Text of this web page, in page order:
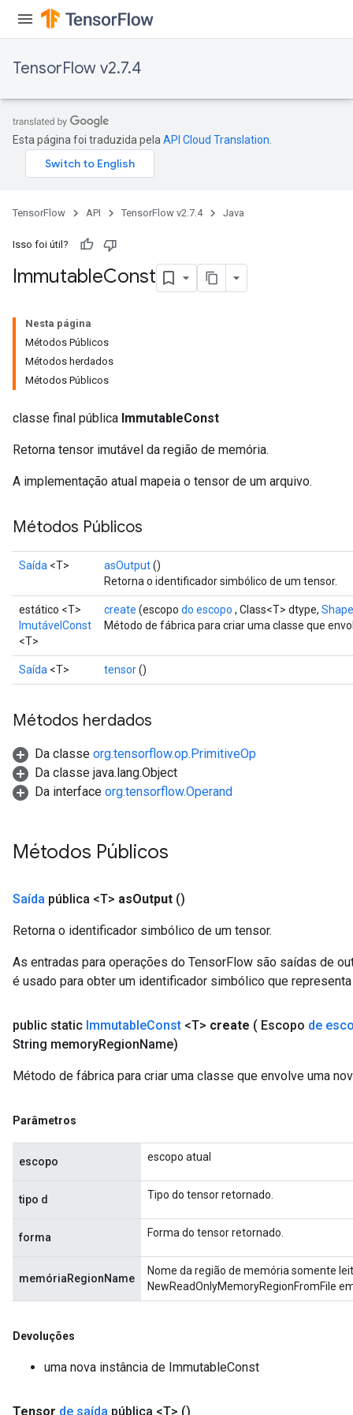
TensorFlow v2.7.4
Esta página foi traduzida pela API Cloud Translation
TensorFlow API TensorFlow v2.7.4 Java
Isso foi útil?
ImmutableConst
Nesta página
Métodos Públicos
Métodos herdados
Métodos Públicos
classe final pública ImmutableConst
Retorna tensor imutável da região de memória.
A implementação atual mapeia o tensor de um arquivo.
Métodos Públicos
Saída <T> asOutput()
Retorna o identificador simbólico de um tensor.
estático <T>
ImutávelConst
<T>
create (escopo do escopo , Class<T> dtype, Shape
Método de fábrica para criar uma classe que
Saída <T> tensor()
Métodos herdados
Da classe org.tensorflow.op.PrimitiveOp
Da classe java.lang.Object
Da interface org.tensorflow.Operand
Métodos Públicos
Saída pública <T> asOutput ()
Retorna o identificador simbólico de um tensor.
As entradas para operações do TensorFlow são saídas de
é usado para obter um identificador simbólico que
public static ImmutableConst <T> create ( Escopo de
String memoryRegionName)
Método de fábrica para criar uma classe que envolve uma
Parâmetros
escopo escopo atual
tipo d Tipo do tensor retornado.
forma Forma do tensor retornado.
memóriaRegionName
Nome da região de memória somente
NewReadOnlyMemoryRegionFromFile
Devoluções
uma nova instância de ImmutableConst
Tensor de saída pública <T> ()